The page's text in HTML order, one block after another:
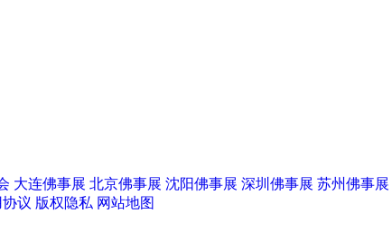
大连佛事展 北京佛事展 沈阳佛事展 深圳佛事展 苏州佛事展
议 版权隐私 网站地图